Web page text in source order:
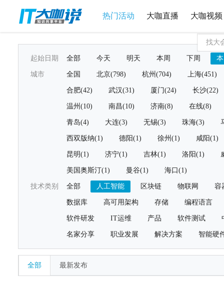
热门活动 大咖直播 大咖视频
起始日期 全部 今天 明天 本周 下周
城市 全国 北京(798) 杭州(704) 上海(451)
合肥(42) 武汉(31) 厦门(24) 长沙(22)
温州(10) 南昌(10) 济南(8) 在线(8)
青岛(4) 大连(3) 无锡(3) 珠海(3)
西双版纳(1) 德阳(1) 徐州(1) 咸阳(1)
昆明(1) 济宁(1) 吉林(1) 洛阳(1)
美国奥斯汀(1) 曼谷(1) 海口(1)
技术类别 全部 人工智能 区块链 物联网 容
数据库 高可用架构 存储 编程语言
软件研发 IT运维 产品 软件测试
名家分享 职业发展 解决方案 智能硬
全部 最新发布